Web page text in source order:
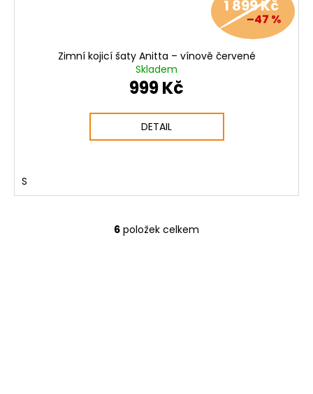
1 899 Kč
–47 %
Zimní kojicí šaty Anitta – vínově červené
Skladem
999 Kč
DETAIL
S
O
6 položek celkem